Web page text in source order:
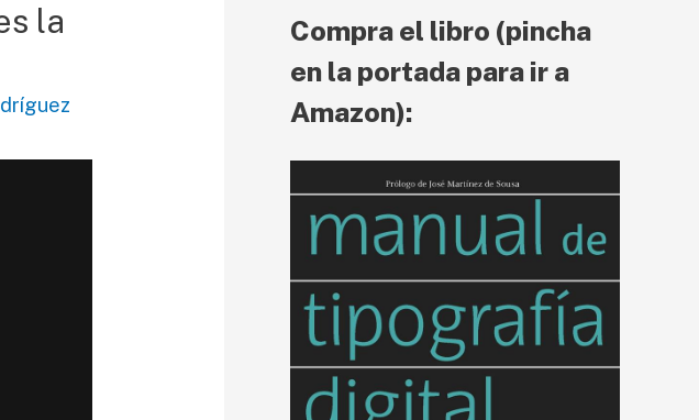
la
c
a
r
o
Compra el libro (pincha
en la portada para ir a
Amazon):